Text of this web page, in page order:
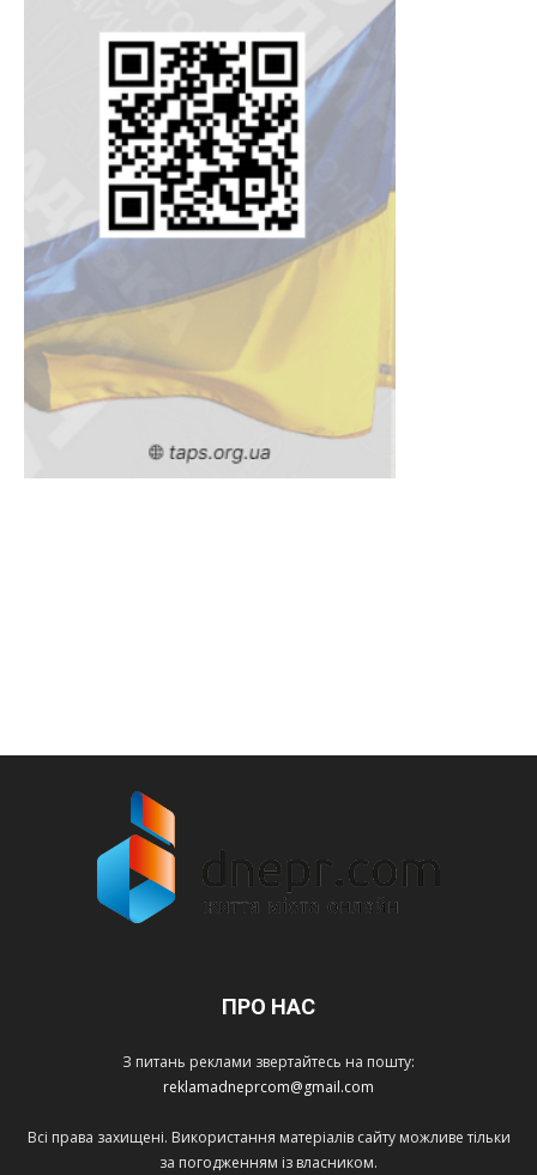
ПРО НАС
З питань реклами звертайтесь на пошту:
reklamadneprcom@gmail.com
Всі права захищені. Використання матеріалів сайту можливе тільки
за погодженням із власником.